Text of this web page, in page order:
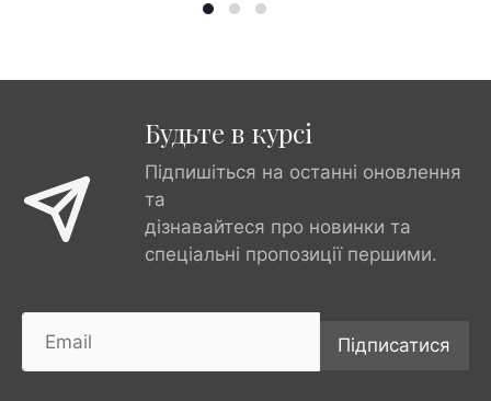
Будьте в курсі
Підпишіться на останні оновлення
та
дізнавайтеся про новинки та
спеціальні пропозиції першими.
Підписатися